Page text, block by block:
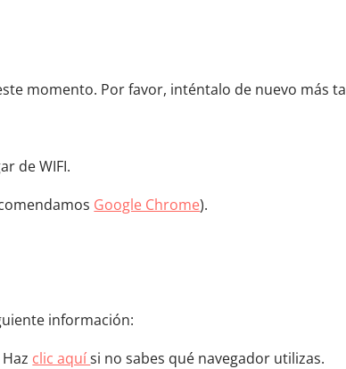
momento. Por favor, inténtalo de nuevo más
de WIFI.
Google Chrome).
información:
clic aquísi no sabes qué navegador utilizas.